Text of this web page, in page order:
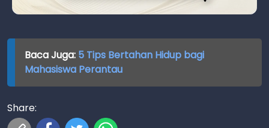
Baca Juga: 5 Tips Bertahan Hidup bagi
Mahasiswa Perantau
Share: